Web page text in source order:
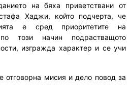
на бяха приветствани от
Хаджи, който подчерта, че
е сред приоритетите на
този начин подрастващото
изгражда характер и се учи
отговорна мисия и дело повод за